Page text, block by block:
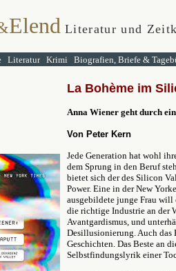
Elend Literatur und
Literatur Krimi Biografien, Briefe &
La Bohème im
Anna Wiener geht durch
Von Peter Kern
Jede Generation hat wohl
dem Sprung in den Beruf
bietet sich der des Silicon
Power. Eine in der New
ausgebildete junge Frau
die richtige Industrie an der
Avantgardismus, und
Desillusionierung. Auch das
Geschichten. Das Beste an
Selbstfindungslyrik einer